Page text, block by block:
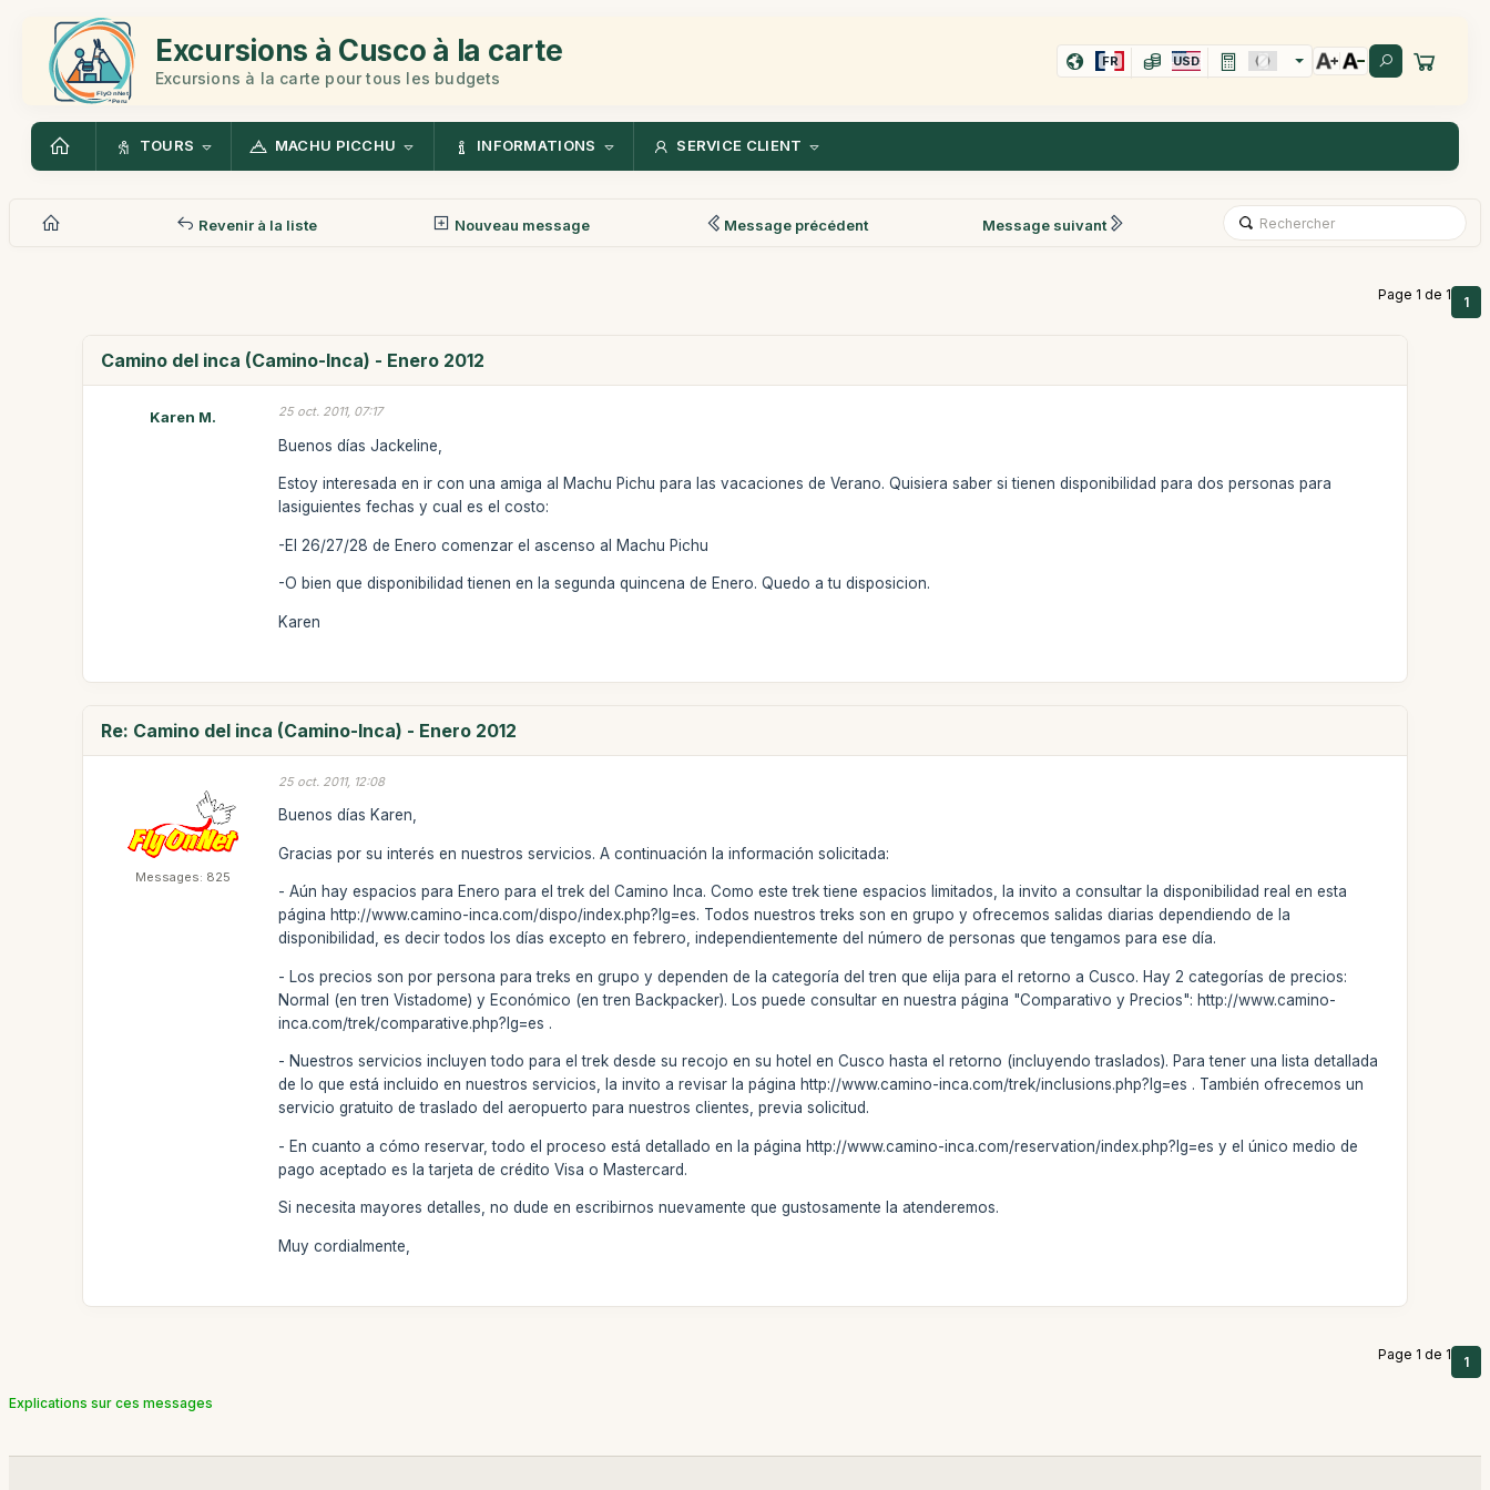
Excursions à Cusco à la carte
Excursions à la carte pour tous les budgets
FR USD
TOURS MACHU PICCHU INFORMATIONS SERVICE CLIENT
Revenir à la liste Nouveau message Message précédent Message suivant
Page 1 de 1 1
Camino del inca (Camino-Inca) - Enero 2012
Karen M. 25 oct. 2011, 07:17
Buenos días Jackeline,
Estoy interesada en ir con una amiga al Machu Pichu para las vacaciones de Verano. Quisiera saber si tienen disponibilidad para dos personas para
lasiguientes fechas y cual es el costo:
-El 26/27/28 de Enero comenzar el ascenso al Machu Pichu
-O bien que disponibilidad tienen en la segunda quincena de Enero. Quedo a tu disposicion.
Karen
Re: Camino del inca (Camino-Inca) - Enero 2012
Messages: 825
25 oct. 2011, 12:08
Buenos días Karen,
Gracias por su interés en nuestros servicios. A continuación la información solicitada:
- Aún hay espacios para Enero para el trek del Camino Inca. Como este trek tiene espacios limitados, la invito a consultar la disponibilidad real en esta
página http://www.camino-inca.com/dispo/index.php?lg=es. Todos nuestros treks son en grupo y ofrecemos salidas diarias dependiendo de la
disponibilidad, es decir todos los días excepto en febrero, independientemente del número de personas que tengamos para ese día.
- Los precios son por persona para treks en grupo y dependen de la categoría del tren que elija para el retorno a Cusco. Hay 2 categorías de precios:
Normal (en tren Vistadome) y Económico (en tren Backpacker). Los puede consultar en nuestra página "Comparativo y Precios": http://www.camino-
inca.com/trek/comparative.php?lg=es .
- Nuestros servicios incluyen todo para el trek desde su recojo en su hotel en Cusco hasta el retorno (incluyendo traslados). Para tener una lista detallada
de lo que está incluido en nuestros servicios, la invito a revisar la página http://www.camino-inca.com/trek/inclusions.php?lg=es . También ofrecemos un
servicio gratuito de traslado del aeropuerto para nuestros clientes, previa solicitud.
- En cuanto a cómo reservar, todo el proceso está detallado en la página http://www.camino-inca.com/reservation/index.php?lg=es y el único medio de
pago aceptado es la tarjeta de crédito Visa o Mastercard.
Si necesita mayores detalles, no dude en escribirnos nuevamente que gustosamente la atenderemos.
Muy cordialmente,
Page 1 de 1 1
Explications sur ces messages